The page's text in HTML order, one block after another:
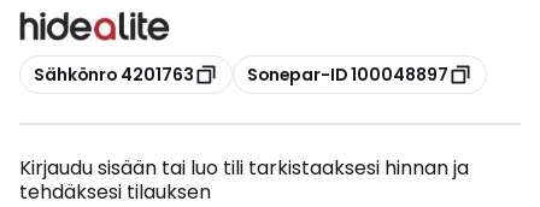
Kopioi
Sähkönro 4201763 Kopioi
Sonepar-ID 100048897
Kirjaudu sisään tai luo tili tarkistaaksesi hinnan ja
tehdäksesi tilauksen